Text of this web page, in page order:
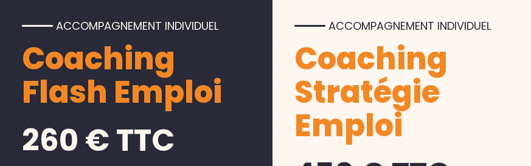
ACCOMPAGNEMENT INDIVIDUEL
Coaching
Flash Emploi
260 € TTC
ACCOMPAGNEMENT INDIVIDUEL
Coaching
Stratégie
Emploi